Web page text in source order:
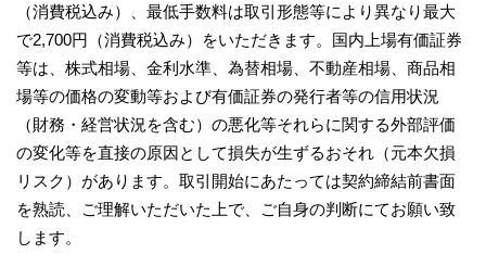
（消費税込み）、最低手数料は取引形態等により異なり最大
で2,700円（消費税込み）をいただきます。国内上場有価証券
等は、株式相場、金利水準、為替相場、不動産相場、商品相
場等の価格の変動等および有価証券の発行者等の信用状況
（財務・経営状況を含む）の悪化等それらに関する外部評価
の変化等を直接の原因として損失が生ずるおそれ（元本欠損
リスク）があります。取引開始にあたっては契約締結前書面
を熟読、ご理解いただいた上で、ご自身の判断にてお願い致
します。